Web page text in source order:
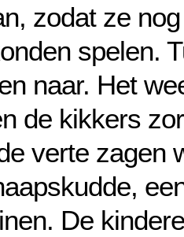
zodat ze
spelen.
naar. Het
de kikkers
verte zagen
De